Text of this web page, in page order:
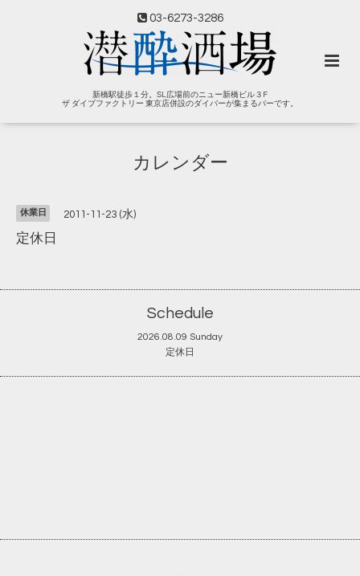
03-6273-3286
新橋駅徒歩１分。SL広場前のニュー新橋ビル３F
ザ ダイブファクトリー 東京店併設のダイバーが集まるバーです。
カレンダー
休業日 2011-11-23 (水)
定休日
Schedule
2026.08.09 Sunday
定休日